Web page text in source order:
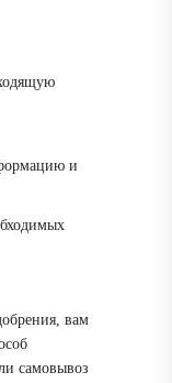
и
вам
самовывоз